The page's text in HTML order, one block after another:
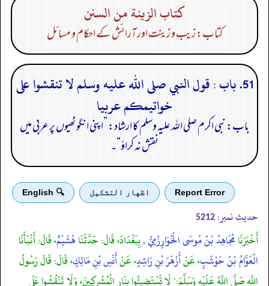
كتاب الزينة من السنن
کتاب: زیب و زینت اور آرائش کے احکام و مسائل
51. باب : قول النبي صلى الله عليه وسلم لا تنقشوا على
خواتيمكم عربيا
باب: نبی اکرم صلی اللہ علیہ وسلم کا ارشاد: ”اپنی انگوٹھیوں پر عربی میں
نقش نہ کراؤ“۔
Report Error اظهار التشكيل 🔍 English
حدیث نمبر: 5212
أَخْبَرَنَامُجَاهِدُ بْنُ مُوسَى الْخُوَارِزْمِيُّ, بِبَغْدَادَ، قَالَ: حَدَّثَنَاهُشَيْمٌ، قَالَ: أَنْبَأَنَا
الْعَوَّامُ بْنُ حَوْشَبٍ، عَنْأَزْهَرَ بْنِ رَاشِدٍ، عَنْأَنَسِ بْنِ مَالِكٍ، قَالَ: قَالَ رَسُولُ
اللَّهِ صَلَّى اللَّهُ عَلَيْهِ وَسَلَّمَ:" لَا تَسْتَضِيئُوا بِنَارِ الْمُشْرِكِينَ، وَلَا تَنْقُشُوا عَلَى